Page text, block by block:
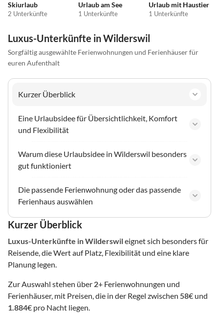
Skiurlaub
2 Unterkünfte
Urlaub am See
1 Unterkünfte
Urlaub mit Haustier
1 Unterkünfte
Luxus-Unterkünfte in Wilderswil
Sorgfältig ausgewählte Ferienwohnungen und Ferienhäuser für
euren Aufenthalt
Kurzer Überblick
Eine Urlaubsidee für Übersichtlichkeit, Komfort
und Flexibilität
Warum diese Urlaubsidee in Wilderswil besonders
gut funktioniert
Die passende Ferienwohnung oder das passende
Ferienhaus auswählen
Kurzer Überblick
Luxus-Unterkünfte in Wilderswileignet sich besonders für
Reisende, die Wert auf Platz, Flexibilität und eine klare
Planung legen.
Zur Auswahl stehen über 2+ Ferienwohnungen und
Ferienhäuser, mit Preisen, die in der Regel zwischen 58€ und
1.884€ pro Nacht liegen.